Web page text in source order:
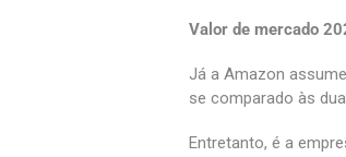
Valor de mercado
Já a Amazon
se comparado às
Entretanto, é a